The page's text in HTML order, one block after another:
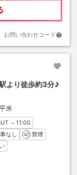
お問い合わせコード
より徒歩約3分♪
米
チェックアウト
～11:00
なし
禁煙